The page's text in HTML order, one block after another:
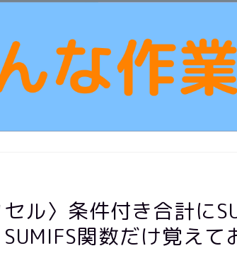
セル〉条件付き合計に
関数だけ覚えて